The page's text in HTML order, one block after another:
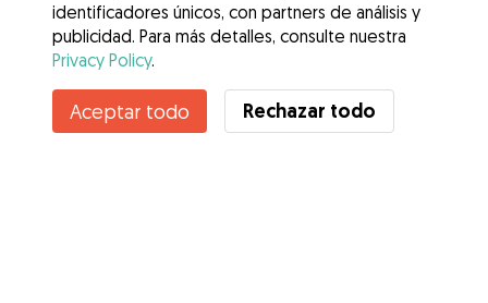
Contacta con Ayesa
¿Conoces los Beneficios de Gudog? Ver más
identificadores únicos, con partners de análisis y
publicidad. Para más detalles, consulte nuestra
Privacy Policy.
Aceptar todo Rechazar todo